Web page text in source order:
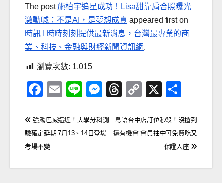
The post施柏宇追星成功！Lisa甜靠肩合照曝光
激動喊：不是AI，是夢想成真 appeared first on
時訊 I 時時刻刻提供最新消息，台灣最專業的商
業、科技、金融與財經新聞資訊網.
瀏覽次數: 1,015
F
c
e
b
o
E
ail
Li
e
M
ss
e
g
T
e
a
s
C
p
y
n
X
文
章
導
島語台中店訂位秒殺！沒搶到
還有機會 會員抽中可免費吃又
保證入座
強颱巴威逼近！大學分科測
驗確定延期 7月13、14日登場
考場不變